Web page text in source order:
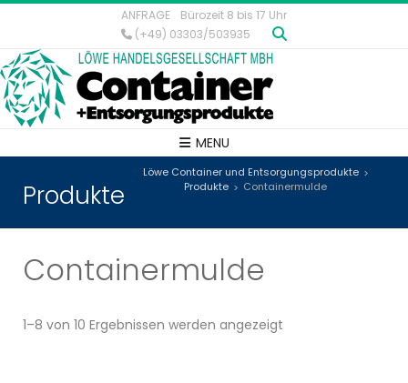
ANFRAGE
Bürozeit 8 bis 17 Uhr
(+49) 03303/503935
MENU
Produkte
Löwe Container und Entsorgungsprodukte >
Produkte > Containermulde
Containermulde
1–8 von 10 Ergebnissen werden angezeigt